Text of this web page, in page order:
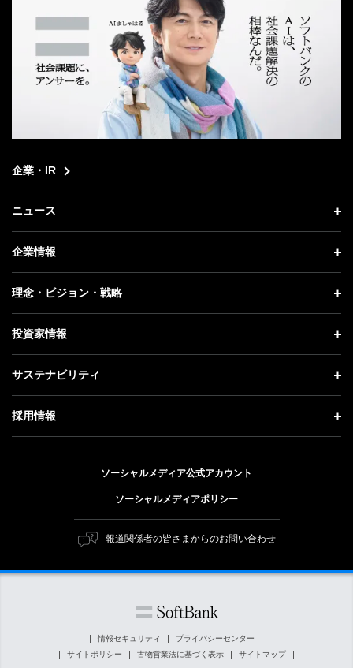
企業・IR
ニュース
ニュース トップ
プレスリリース
更新情報
記者説明会
企業情報
企業情報 トップ
社長メッセージ
事業紹介
ガバナンス
理念・ビジョン・戦略
理念・ビジョン・戦略 トップ
成長戦略「Activate AI for Society」
人材戦略
投資家情報
投資家情報 トップ
経営方針
個人投資家の皆さまへ
株式と社債について
サステナビリティ
サステナビリティ トップ
トップメッセージ
ESG方針・体制
マテリアリティ（重要課題）
ESGの主な取り組み
外部評価・イニシアチブ
採用情報
障がい者採用
ソフトバンク クルー採用
ソーシャルメディア公式アカウント
ソーシャルメディアポリシー
報道関係者の皆さまからのお問い合わせ
情報セキュリティ
プライバシーセンター
サイトポリシー
古物営業法に基づく表示 サイトマップ